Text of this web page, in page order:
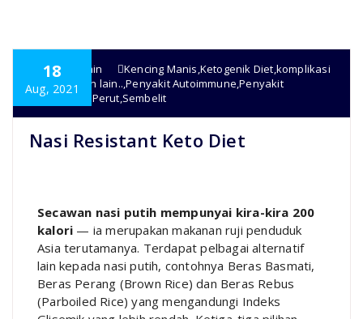
18
Aug, 2021
super admin Kencing Manis,Ketogenik Diet,komplikasi
penyakit,Lain lain..,Penyakit Autoimmune,Penyakit
Kronik,Sakit Perut,Sembelit
Nasi Resistant Keto Diet
Secawan nasi putih mempunyai kira-kira 200
kalori — ia merupakan makanan ruji penduduk
Asia terutamanya. Terdapat pelbagai alternatif
lain kepada nasi putih, contohnya Beras Basmati,
Beras Perang (Brown Rice) dan Beras Rebus
(Parboiled Rice) yang mengandungi Indeks